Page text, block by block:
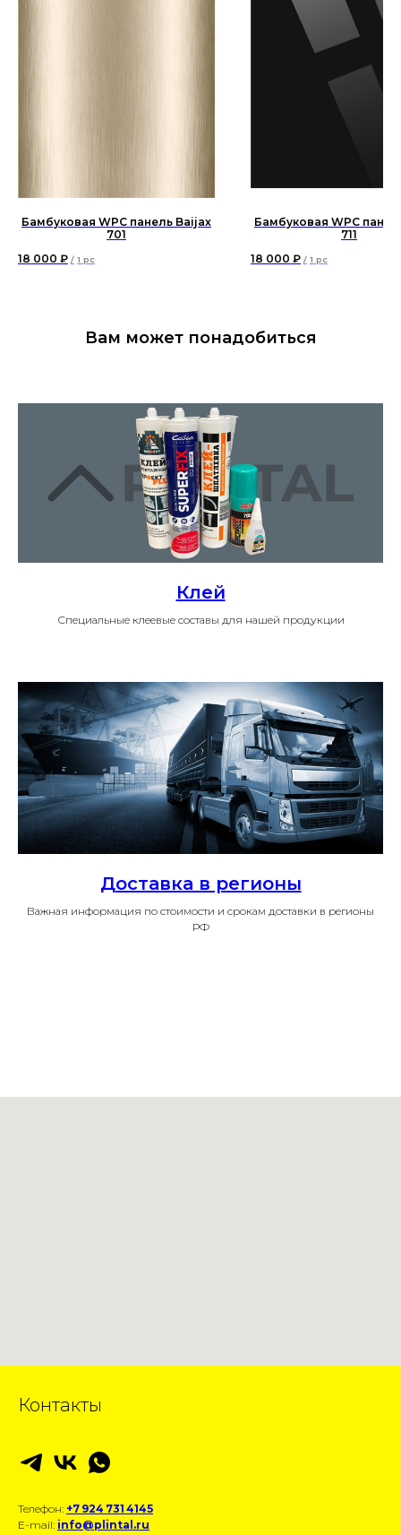
Бамбуковая WPC панель Baijax
701
18 000 ₽ / 1 pc
Бамбуковая WPC
711
18 000 ₽ / 1 pc
Вам может понадобиться
Клей
Специальные клеевые составы для нашей продукции
Доставка в регионы
Важная информация по стоимости и срокам доставки в регионы
РФ
Контакты
Телефон: +7 924 731 4145
E-mail: info@plintal.ru